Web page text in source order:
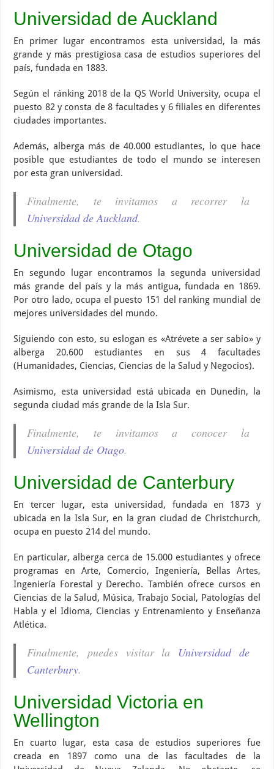
Universidad de Auckland
En primer lugar encontramos esta universidad, la más
grande y más prestigiosa casa de estudios superiores del
país, fundada en 1883.
Según el ránking 2018 de la QS World University, ocupa el
puesto 82 y consta de 8 facultades y 6 filiales en diferentes
ciudades importantes.
Además, alberga más de 40.000 estudiantes, lo que hace
posible que estudiantes de todo el mundo se interesen
por esta gran universidad.
Finalmente, te invitamos a recorrer la
Universidad de Auckland.
Universidad de Otago
En segundo lugar encontramos la segunda universidad
más grande del país y la más antigua, fundada en 1869.
Por otro lado, ocupa el puesto 151 del ranking mundial de
mejores universidades del mundo.
Siguiendo con esto, su eslogan es «Atrévete a ser sabio» y
alberga 20.600 estudiantes en sus 4 facultades
(Humanidades, Ciencias, Ciencias de la Salud y Negocios).
Asimismo, esta universidad está ubicada en Dunedin, la
segunda ciudad más grande de la Isla Sur.
Finalmente, te invitamos a conocer la
Universidad de Otago.
Universidad de Canterbury
En tercer lugar, esta universidad, fundada en 1873 y
ubicada en la Isla Sur, en la gran ciudad de Christchurch,
ocupa en puesto 214 del mundo.
En particular, alberga cerca de 15.000 estudiantes y ofrece
programas en Arte, Comercio, Ingeniería, Bellas Artes,
Ingeniería Forestal y Derecho. También ofrece cursos en
Ciencias de la Salud, Música, Trabajo Social, Patologías del
Habla y el Idioma, Ciencias y Entrenamiento y Enseñanza
Atlética.
Finalmente, puedes visitar la Universidad de
Canterbury.
Universidad Victoria en
Wellington
En cuarto lugar, esta casa de estudios superiores fue
creada en 1897 como una de las facultades de la